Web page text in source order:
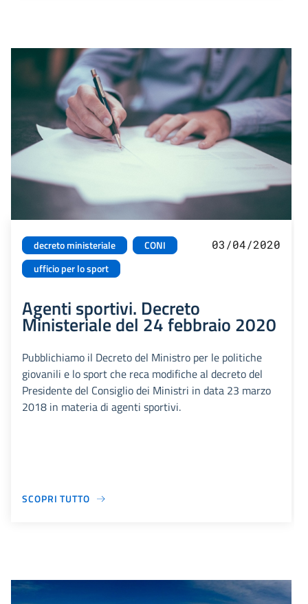
decreto ministeriale
CONI
ufficio per lo sport
03/04/2020
Agenti sportivi. Decreto
Ministeriale del 24 febbraio 2020
Pubblichiamo il Decreto del Ministro per le politiche
giovanili e lo sport che reca modifiche al decreto del
Presidente del Consiglio dei Ministri in data 23 marzo
2018 in materia di agenti sportivi.
SCOPRI TUTTO